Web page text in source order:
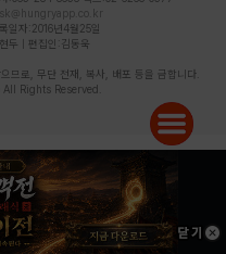
일자:2016년4월25일
두 | 편집인:김동욱
므로, 무단 전재, 복사, 배포 등을 금합니다.
Rights Reserved.